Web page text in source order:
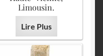
Limousin.
Lire Plus